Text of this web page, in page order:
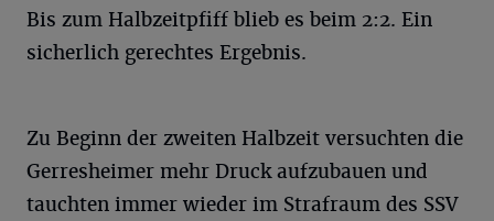
Bis zum Halbzeitpfiff blieb es beim 2:2. Ein
sicherlich gerechtes Ergebnis.
Zu Beginn der zweiten Halbzeit versuchten die
Gerresheimer mehr Druck aufzubauen und
tauchten immer wieder im Strafraum des SSV